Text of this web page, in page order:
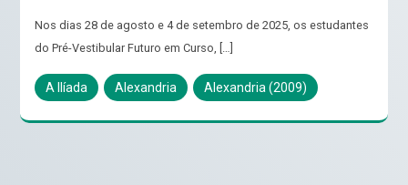
Nos dias 28 de agosto e 4 de setembro de 2025, os estudantes
do Pré-Vestibular Futuro em Curso, […]
A Ilíada Alexandria Alexandria (2009)